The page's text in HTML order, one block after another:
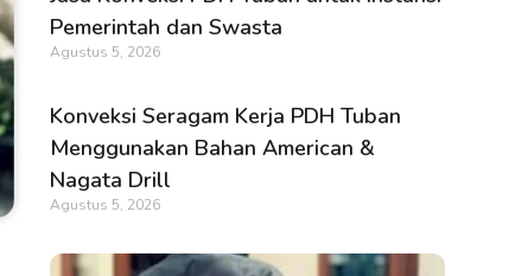
Pemerintah dan Swasta
Agustus 5, 2026
Konveksi Seragam Kerja PDH Tuban
Menggunakan Bahan American &
Nagata Drill
Agustus 5, 2026